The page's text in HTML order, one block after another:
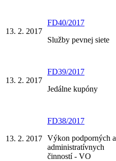
13. 2. 2017
FD40/2017
Služby pevnej siete
13. 2. 2017
FD39/2017
Jedálne kupóny
13. 2. 2017
FD38/2017
Výkon podporných a
administratívnych
činností - VO